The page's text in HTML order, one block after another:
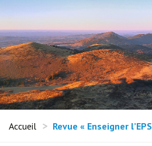
Accueil Revue « Enseigner